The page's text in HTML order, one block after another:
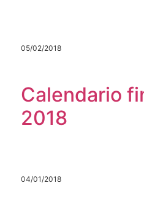
05/02/2018
Calendario
2018
04/01/2018